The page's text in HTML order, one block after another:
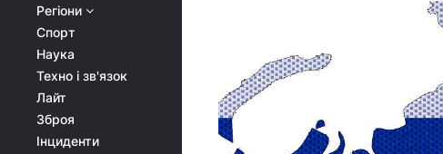
Регіони
Спорт
Наука
Техно і зв'язок
Лайт
Зброя
Інциденти